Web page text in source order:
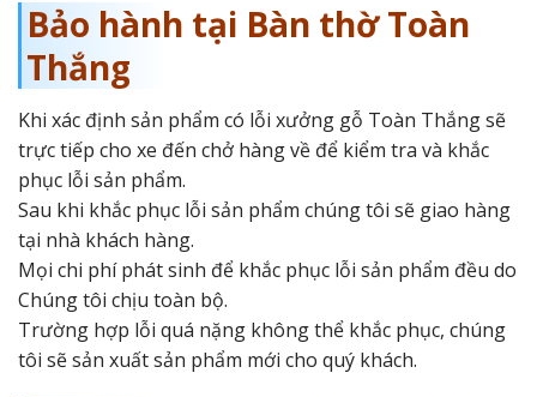
Bảo hành tại Bàn thờ Toàn
Thắng
Khi xác định sản phẩm có lỗi xưởng gỗ Toàn Thắng sẽ
trực tiếp cho xe đến chở hàng về để kiểm tra và khắc
phục lỗi sản phẩm.
Sau khi khắc phục lỗi sản phẩm chúng tôi sẽ giao hàng
tại nhà khách hàng.
Mọi chi phí phát sinh để khắc phục lỗi sản phẩm đều do
Chúng tôi chịu toàn bộ.
Trường hợp lỗi quá nặng không thể khắc phục, chúng
tôi sẽ sản xuất sản phẩm mới cho quý khách.